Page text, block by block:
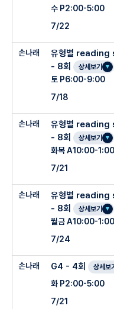
수 P2:00-5:00
7/22
손나래
유형별 reading
- 8회
상세보기
토 P6:00-9:00
7/18
손나래
유형별 reading
- 8회
상세보기
화목 A10:00-1:00
7/21
손나래
유형별 reading
- 8회
상세보기
월금 A10:00-1:00
7/24
손나래 G4 - 4회 상세보기
화 P2:00-5:00
7/21